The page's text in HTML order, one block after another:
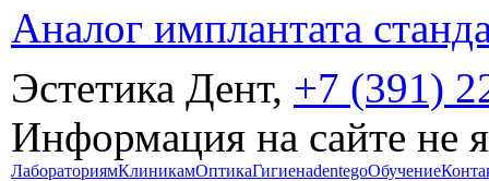
Аналог имплантата
Эстетика Дент, +7 (391)
Информация на сайте не
ЛабораториямКлиникамОптикаГигиенаdentegoОбучение